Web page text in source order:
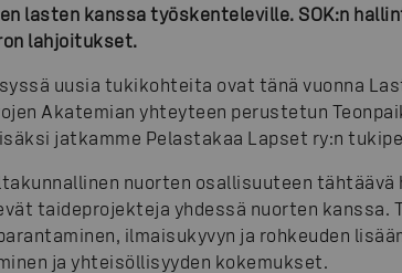
lasten kanssa työskenteleville. SOK:n
lahjoitukset.
uusia tukikohteita ovat tänä vuonna
Akatemian yhteyteen perustetun
jatkamme Pelastakaa Lapset ry:n
nuorten osallisuuteen tähtäävä
taideprojekteja yhdessä nuorten kanssa.
ilmaisukyvyn ja rohkeuden
ja yhteisöllisyyden kokemukset.